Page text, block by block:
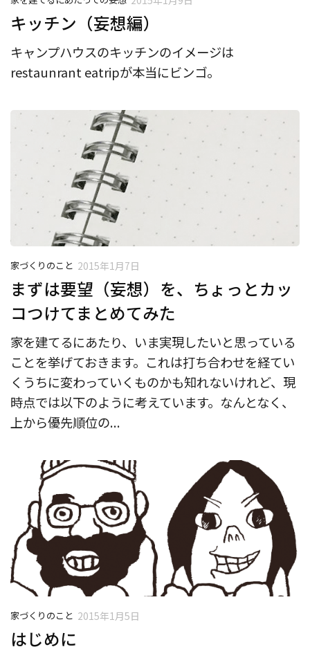
キッチン（妄想編）
キャンプハウスのキッチンのイメージは
restaunrant eatripが本当にビンゴ。
家づくりのこと 2015年1月7日
まずは要望（妄想）を、ちょっとカッ
コつけてまとめてみた
家を建てるにあたり、いま実現したいと思っている
ことを挙げておきます。これは打ち合わせを経てい
くうちに変わっていくものかも知れないけれど、現
時点では以下のように考えています。なんとなく、
上から優先順位の...
家づくりのこと 2015年1月5日
はじめに